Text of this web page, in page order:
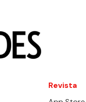
Revista